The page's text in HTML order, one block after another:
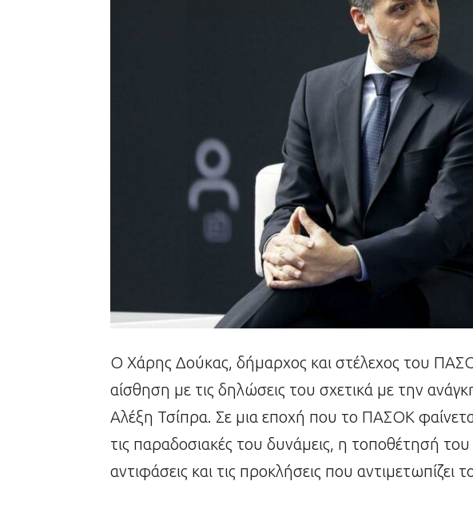
Ο Χάρης Δούκας, δήμαρχος και στέλεχος του
αίσθηση με τις δηλώσεις του σχετικά με την
Αλέξη Τσίπρα. Σε μια εποχή που το ΠΑΣΟΚ
τις παραδοσιακές του δυνάμεις, η τοποθέτησή του
αντιφάσεις και τις προκλήσεις που αντιμετωπίζει